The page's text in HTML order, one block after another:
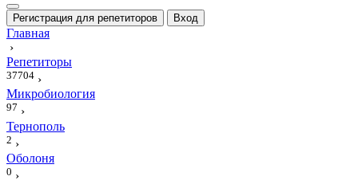
Регистрация для репетиторов Вход
Главная
›
Репетиторы
37704 ›
Микробиология
97 ›
Тернополь
2 ›
Оболоня
0 ›